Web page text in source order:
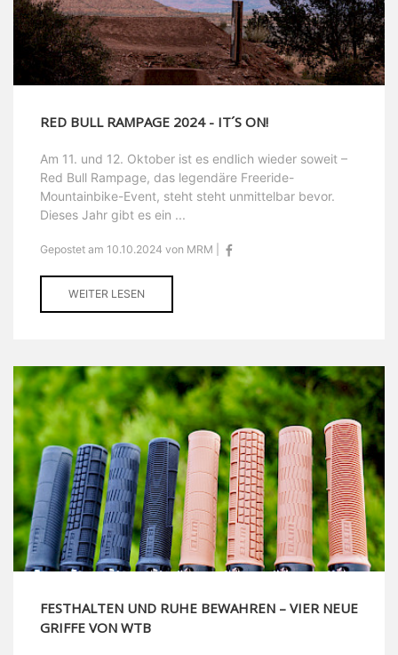
RED BULL RAMPAGE 2024 - IT´S ON!
Am 11. und 12. Oktober ist es endlich wieder soweit –
Red Bull Rampage, das legendäre Freeride-
Mountainbike-Event, steht steht unmittelbar bevor.
Dieses Jahr gibt es ein ...
Gepostet am 10.10.2024 von MRM |
WEITER LESEN
FESTHALTEN UND RUHE BEWAHREN – VIER NEUE
GRIFFE VON WTB